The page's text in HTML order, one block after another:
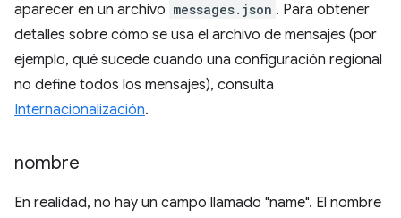
aparecer en un archivo messages.json . Para obtener
detalles sobre cómo se usa el archivo de mensajes (por
ejemplo, qué sucede cuando una configuración regional
no define todos los mensajes), consulta
Internacionalización.
nombre
En realidad, no hay un campo llamado "name". El nombre